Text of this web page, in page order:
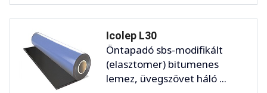
Icolep L30
Öntapadó sbs-modifikált
(elasztomer) bitumenes
lemez, üvegszövet háló ...